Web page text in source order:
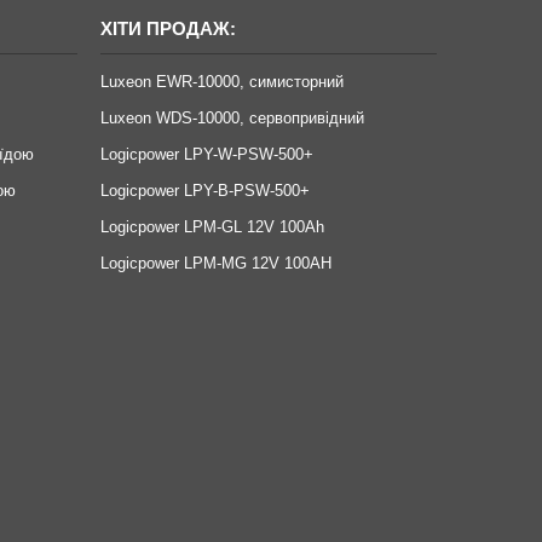
ХІТИ ПРОДАЖ:
Luxeon EWR-10000, симисторний
Luxeon WDS-10000, сервопривідний
Logicpower LPY-W-PSW-500+
Logicpower LPY-B-PSW-500+
Logicpower LPM-GL 12V 100Ah
Logicpower LPM-MG 12V 100AH